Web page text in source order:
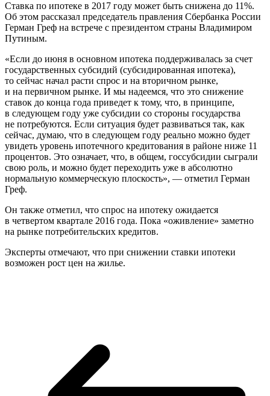
Ставка по ипотеке в 2017 году может быть снижена до 11%.
Об этом рассказал председатель правления Сбербанка России
Герман Греф на встрече с президентом страны Владимиром
Путиным.
«Если до июня в основном ипотека поддерживалась за счет
государственных субсидий (субсидированная ипотека),
то сейчас начал расти спрос и на вторичном рынке,
и на первичном рынке. И мы надеемся, что это снижение
ставок до конца года приведет к тому, что, в принципе,
в следующем году уже субсидии со стороны государства
не потребуются. Если ситуация будет развиваться так, как
сейчас, думаю, что в следующем году реально можно будет
увидеть уровень ипотечного кредитования в районе ниже 11
процентов. Это означает, что, в общем, госсубсидии сыграли
свою роль, и можно будет переходить уже в абсолютно
нормальную коммерческую плоскость», — отметил Герман
Греф.
Он также отметил, что спрос на ипотеку ожидается
в четвертом квартале 2016 года. Пока «оживление» заметно
на рынке потребительских кредитов.
Эксперты отмечают, что при снижении ставки ипотеки
возможен рост цен на жилье.